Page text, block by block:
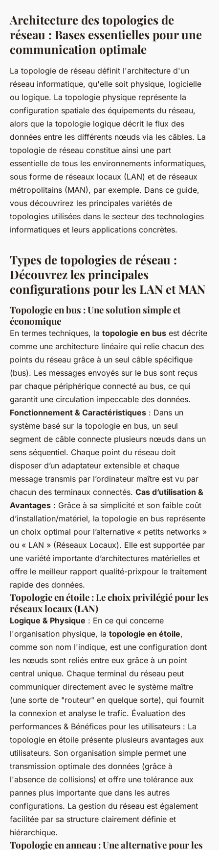
Architecture des topologies de
réseau : Bases essentielles pour une
communication optimale
La topologie de réseau définit l'architecture d'un
réseau informatique, qu'elle soit physique, logicielle
ou logique. La topologie physique représente la
configuration spatiale des équipements du réseau,
alors que la topologie logique décrit le flux des
données entre les différents nœuds via les câbles. La
topologie de réseau constitue ainsi une part
essentielle de tous les environnements informatiques,
sous forme de réseaux locaux (LAN) et de réseaux
métropolitains (MAN), par exemple. Dans ce guide,
vous découvrirez les principales variétés de
topologies utilisées dans le secteur des technologies
informatiques et leurs applications concrètes.
Types de topologies de réseau :
Découvrez les principales
configurations pour les LAN et MAN
Topologie en bus : Une solution simple et
économique
En termes techniques, la topologie en bus est décrite
comme une architecture linéaire qui relie chacun des
points du réseau grâce à un seul câble spécifique
(bus). Les messages envoyés sur le bus sont reçus
par chaque périphérique connecté au bus, ce qui
garantit une circulation impeccable des données.
Fonctionnement & Caractéristiques : Dans un
système basé sur la topologie en bus, un seul
segment de câble connecte plusieurs nœuds dans un
sens séquentiel. Chaque point du réseau doit
disposer d’un adaptateur extensible et chaque
message transmis par l’ordinateur maître est vu par
chacun des terminaux connectés. Cas d’utilisation &
Avantages : Grâce à sa simplicité et son faible coût
d’installation/matériel, la topologie en bus représente
un choix optimal pour l’alternative « petits networks »
ou « LAN » (Réseaux Locaux). Elle est supportée par
une variété importante d’architectures matérielles et
offre le meilleur rapport qualité-prixpour le traitement
rapide des données.
Topologie en étoile : Le choix privilégié pour les
réseaux locaux (LAN)
Logique & Physique : En ce qui concerne
l'organisation physique, la topologie en étoile,
comme son nom l'indique, est une configuration dont
les nœuds sont reliés entre eux grâce à un point
central unique. Chaque terminal du réseau peut
communiquer directement avec le système maître
(une sorte de "routeur" en quelque sorte), qui fournit
la connexion et analyse le trafic. Évaluation des
performances & Bénéfices pour les utilisateurs : La
topologie en étoile présente plusieurs avantages aux
utilisateurs. Son organisation simple permet une
transmission optimale des données (grâce à
l'absence de collisions) et offre une tolérance aux
pannes plus importante que dans les autres
configurations. La gestion du réseau est également
facilitée par sa structure clairement définie et
hiérarchique.
Topologie en anneau : Une alternative pour les